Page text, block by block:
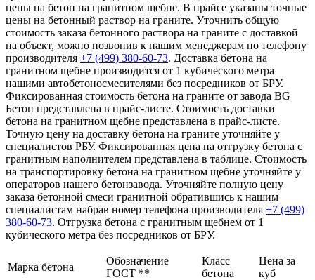
цены на бетон на гранитном щебне. В прайсе указаны точные
цены на бетонный раствор на граните. Уточнить общую
стоимость заказа бетонного раствора на граните с доставкой
на объект, можно позвонив к нашим менеджерам по телефону
производителя +7 (499) 380-60-73. Доставка бетона на
гранитном щебне производится от 1 кубического метра
нашими автобетоносмесителями без посредников от БРУ.
Фиксированная стоимость бетона на граните от завода BG
Бетон представлена в прайс-листе. Стоимость доставки
бетона на гранитном щебне представлена в прайс-листе.
Точную цену на доставку бетона на граните уточняйте у
специалистов РБУ. Фиксированная цена на отгрузку бетона с
гранитным наполнителем представлена в таблице. Стоимость
на транспортировку бетона на гранитном щебне уточняйте у
операторов нашего бетонзавода. Уточняйте полную цену
заказа бетонной смеси гранитной обратившись к нашим
специалистам набрав номер телефона производителя +7 (499)
380-60-73. Отгрузка бетона с гранитным щебнем от 1
кубического метра без посредников от БРУ.
Марка бетона
Обозначение
ГОСТ **
Класс
бетона
Цена за
куб